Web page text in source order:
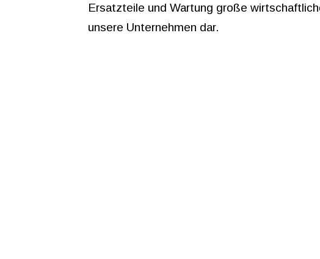
Ersatzteile und Wartung große
unsere Unternehmen dar.